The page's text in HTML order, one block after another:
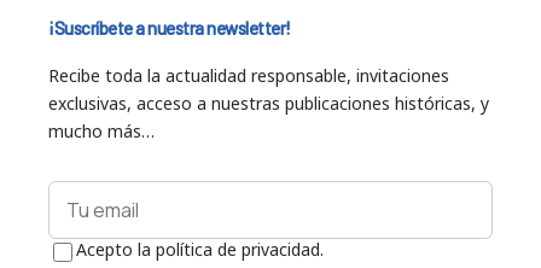
¡Suscríbete a nuestra newsletter!
Recibe toda la actualidad responsable, invitaciones
exclusivas, acceso a nuestras publicaciones históricas, y
mucho más…
Acepto la política de privacidad.